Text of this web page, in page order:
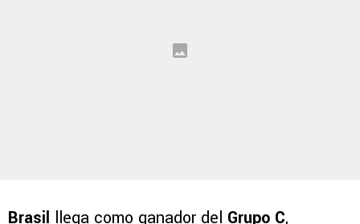
Brasil llega como ganador del Grupo C,